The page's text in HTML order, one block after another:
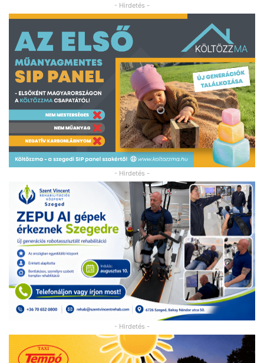
- Hirdetés -
- Hirdetés -
- Hirdetés -